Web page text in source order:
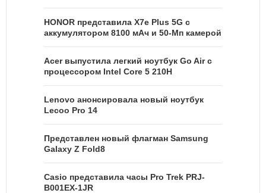
HONOR представила X7e Plus 5G с
аккумулятором 8100 мАч и 50-Мп камерой
Acer выпустила легкий ноутбук Go Air c
процессором Intel Core 5 210H
Lenovo анонсировала новый ноутбук
Lecoo Pro 14
Представлен новый флагман Samsung
Galaxy Z Fold8
Casio представила часы Pro Trek PRJ-
B001EX-1JR